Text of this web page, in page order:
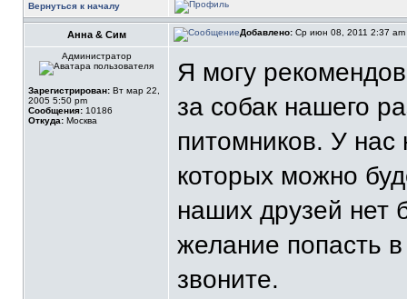
Вернуться к началу
Анна & Сим Добавлено: Ср июн 08, 2011 2:37 am
Администратор
Зарегистрирован: Вт мар 22,
2005 5:50 pm
Сообщения: 10186
Откуда: Москва
Я могу
за собак нашего
питомников. У
которых можно
наших друзей нет
желание попасть
звоните.